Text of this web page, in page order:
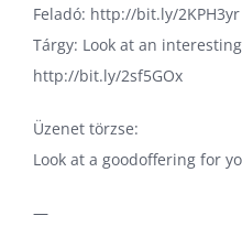
Feladó: http://bit.ly/2KPH3yr
Tárgy: Look at an
http://bit.ly/2sf5GOx
Üzenet törzse:
Look at a goodoffering for
—